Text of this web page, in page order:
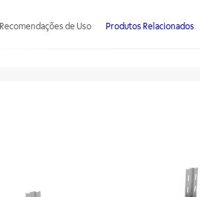
Recomendações de Uso Produtos Relacionados